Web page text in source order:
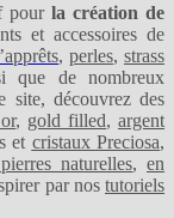
pourla création de
et accessoires de
, perles, strass
que de nombreux
site, découvrez des
, gold filled, argent
et cristaux Preciosa,
naturelles, en
par nostutoriels